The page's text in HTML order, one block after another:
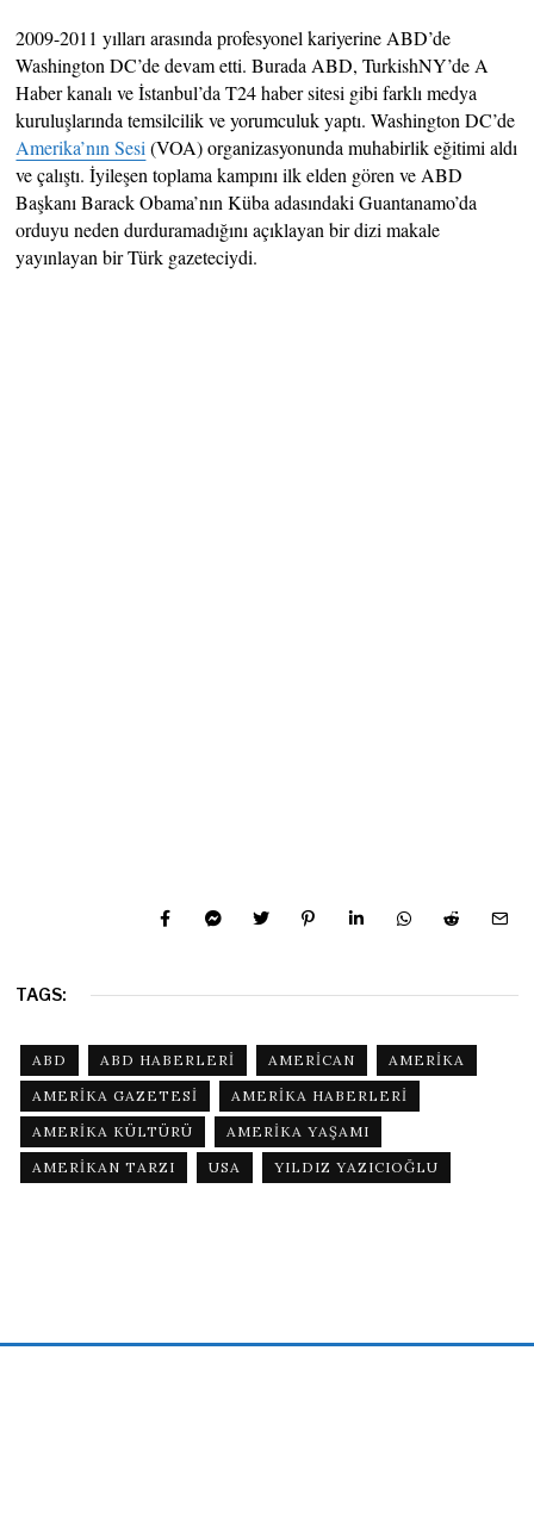
2009-2011 yılları arasında profesyonel kariyerine ABD’de
Washington DC’de devam etti. Burada ABD, TurkishNY’de A
Haber kanalı ve İstanbul’da T24 haber sitesi gibi farklı medya
kuruluşlarında temsilcilik ve yorumculuk yaptı. Washington DC’de
Amerika’nın Sesi (VOA) organizasyonunda muhabirlik eğitimi aldı
ve çalıştı. İyileşen toplama kampını ilk elden gören ve ABD
Başkanı Barack Obama’nın Küba adasındaki Guantanamo’da
orduyu neden durduramadığını açıklayan bir dizi makale
yayınlayan bir Türk gazeteciydi.
TAGS:
ABD ABD HABERLERI AMERICAN
AMERIKA
AMERIKA GAZETESI
AMERIKA HABERLERI
AMERIKA KÜLTÜRÜ
AMERIKA YAŞAMI
AMERIKAN TARZI
USA YILDIZ YAZICIOĞLU